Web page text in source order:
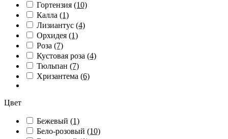
Гортензия (10)
Калла (1)
Лизиантус (4)
Орхидея (1)
Роза (7)
Кустовая роза (4)
Тюльпан (7)
Хризантема (6)
Цвет
Бежевый (1)
Бело-розовый (10)